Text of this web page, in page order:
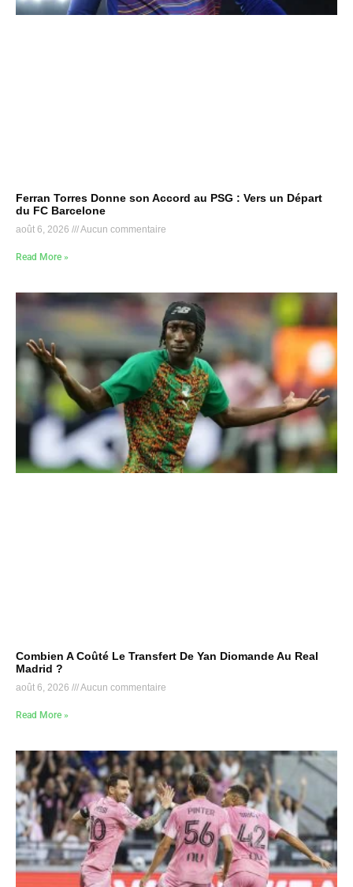
Ferran Torres Donne son Accord au PSG : Vers un Départ
du FC Barcelone
août 6, 2026 Aucun commentaire
Read More »
Combien A Coûté Le Transfert De Yan Diomande Au Real
Madrid ?
août 6, 2026 Aucun commentaire
Read More »